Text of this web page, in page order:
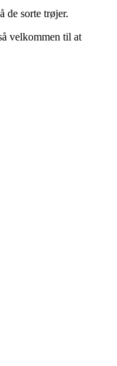
de sorte trøjer.
velkommen til at